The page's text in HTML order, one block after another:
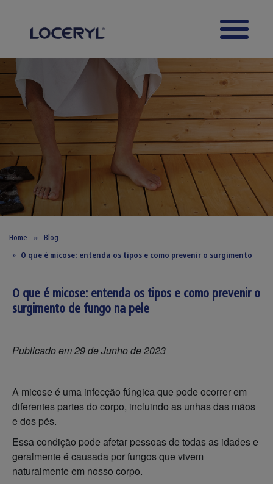
Home
Blog
O que é micose: entenda os tipos e como prevenir o surgimento
O que é micose: entenda os tipos e como prevenir o
surgimento de fungo na pele
Publicado em 29 de Junho de 2023
A micose é uma infecção fúngica que pode ocorrer em
diferentes partes do corpo, incluindo as unhas das mãos
e dos pés.
Essa condição pode afetar pessoas de todas as idades e
geralmente é causada por fungos que vivem
naturalmente em nosso corpo.